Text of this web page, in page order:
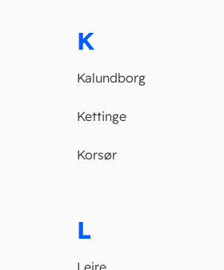
K
Kalundborg
Kettinge
Korsør
L
Lejre